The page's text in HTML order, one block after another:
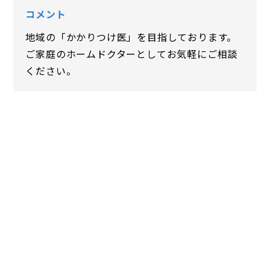
コメント
地域の「かかりつけ医」を目指しております。
ご家庭のホームドクターとしてお気軽にご相談
ください。